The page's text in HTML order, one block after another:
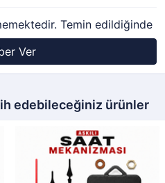
Temin edildiğinde
Ver
edebileceğiniz ürünler